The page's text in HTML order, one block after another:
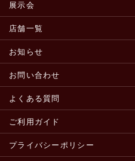
展示会
店舗一覧
お知らせ
お問い合わせ
よくある質問
ご利用ガイド
プライバシーポリシー